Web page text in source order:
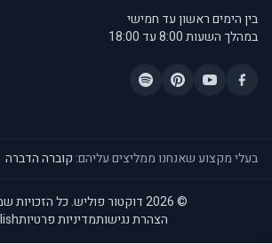
בין הימים ראשון עד חמישי
במהלך השעות 8:00 עד 18:00
בעלי מקצוע שאנחנו ממליצים עליהם: קוברה הדברה
© 2026 דוקטור פוליש. כל הזכויות שמורות.
הצהרת נגישותמדיניות פרטיות